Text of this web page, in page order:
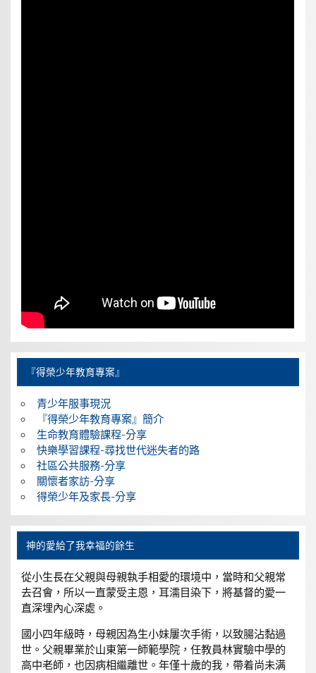
『得榮少年教育專案』
青少年服事現況
『得榮少年教育專案』簡介
生命教育體驗課程-分享
快樂學習課程-尋找世代迷失者的路
社區公共服務-分享
關懷者家訪-分享
得榮少年及家長-分享
神的愛給了我幸福的餘生
從小生長在父親與母親執手相愛的環境中，當時和父親常
去召會，所以一直蒙受主恩，耳濡目染下，將基督的愛一
直深埋內心深處。
國小四年級時，母親因為生小妹屢次手術，以致腸沾黏過
世。父親畢業於山東第一師範學院，任教員林實驗中學的
高中老師，也因病相繼離世。年僅十歲的我，帶着尚未满